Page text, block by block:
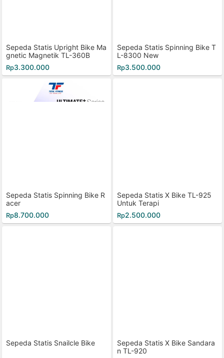
Sepeda Statis Upright Bike Ma
gnetic Magnetik TL-360B
Rp3.300.000
Sepeda Statis Spinning Bike T
L-8300 New
Rp3.500.000
Sepeda Statis Spinning Bike R
acer
Rp8.700.000
Sepeda Statis X Bike TL-925
Untuk Terapi
Rp2.500.000
Sepeda Statis Snailcle Bike
Sepeda Statis X Bike Sandara
n TL-920